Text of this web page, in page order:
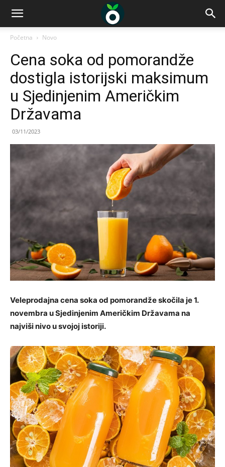
Početna Novo
Cena soka od pomorandže
dostigla istorijski maksimum
u Sjedinjenim Američkim
Državama
03/11/2023
Veleprodajna cena soka od pomorandže skočila je 1.
novembra u Sjedinjenim Američkim Državama na
najviši nivo u svojoj istoriji.